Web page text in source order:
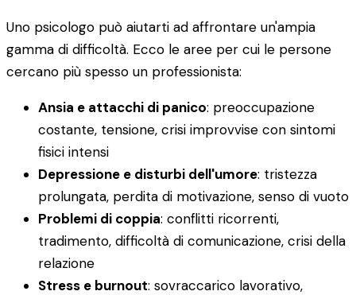
Uno psicologo può aiutarti ad affrontare un'ampia
gamma di difficoltà. Ecco le aree per cui le persone
cercano più spesso un professionista:
Ansia e attacchi di panico: preoccupazione
costante, tensione, crisi improvvise con sintomi
fisici intensi
Depressione e disturbi dell'umore: tristezza
prolungata, perdita di motivazione, senso di vuoto
Problemi di coppia: conflitti ricorrenti,
tradimento, difficoltà di comunicazione, crisi della
relazione
Stress e burnout: sovraccarico lavorativo,